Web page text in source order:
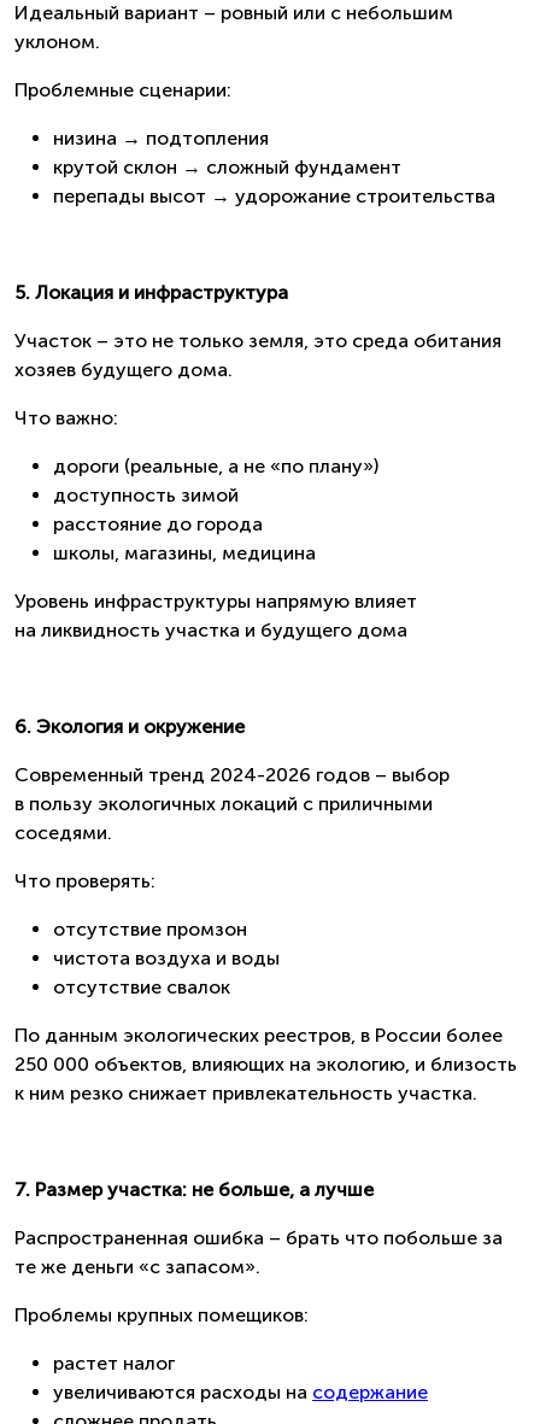
Идеальный вариант – ровный или с небольшим
уклоном.
Проблемные сценарии:
низина → подтопления
крутой склон → сложный фундамент
перепады высот → удорожание строительства
5. Локация и инфраструктура
Участок – это не только земля, это среда обитания
хозяев будущего дома.
Что важно:
дороги (реальные, а не «по плану»)
доступность зимой
расстояние до города
школы, магазины, медицина
Уровень инфраструктуры напрямую влияет
на ликвидность участка и будущего дома
6. Экология и окружение
Современный тренд 2024-2026 годов – выбор
в пользу экологичных локаций с приличными
соседями.
Что проверять:
отсутствие промзон
чистота воздуха и воды
отсутствие свалок
По данным экологических реестров, в России более
250 000 объектов, влияющих на экологию, и близость
к ним резко снижает привлекательность участка.
7. Размер участка: не больше, а лучше
Распространенная ошибка – брать что побольше за
те же деньги «с запасом».
Проблемы крупных помещиков:
растет налог
увеличиваются расходы на содержание